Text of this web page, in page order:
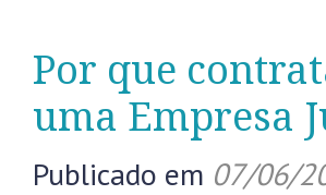
Por que
uma Empresa
Publicado em 07/06/